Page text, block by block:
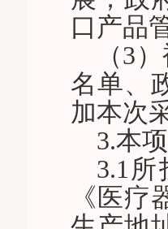
口产品
（3
名单、
加本次
3.本
3.1
《医